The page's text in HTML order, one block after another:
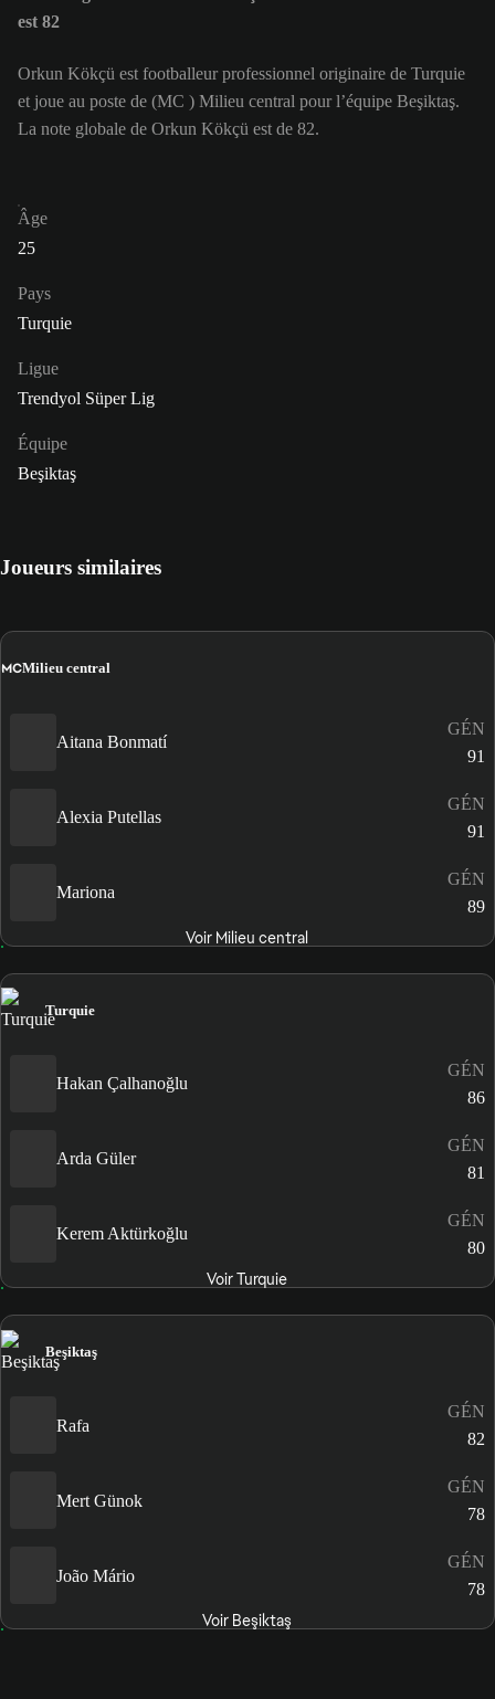
est 82
Orkun Kökçü est footballeur professionnel originaire de Turquie
et joue au poste de (MC ) Milieu central pour l’équipe Beşiktaş.
La note globale de Orkun Kökçü est de 82.
Âge
25
Pays
Turquie
Ligue
Trendyol Süper Lig
Équipe
Beşiktaş
Joueurs similaires
MCMilieu central
Aitana Bonmatí
GÉN
91
Alexia Putellas
GÉN
91
Mariona
GÉN
89
Voir Milieu central
Turquie
Hakan Çalhanoğlu
GÉN
86
Arda Güler
GÉN
81
Kerem Aktürkoğlu
GÉN
80
Voir Turquie
Beşiktaş
Rafa
GÉN
82
Mert Günok
GÉN
78
João Mário
GÉN
78
Voir Beşiktaş